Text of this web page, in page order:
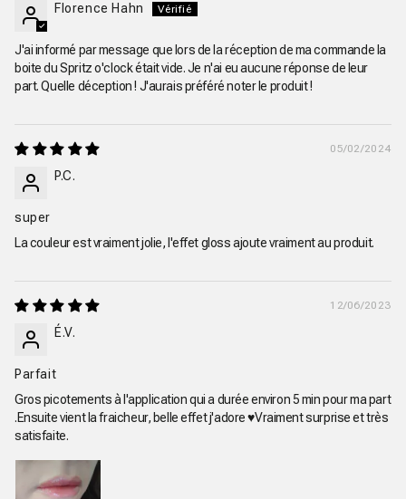
Florence Hahn
J'ai informé par message que lors de la réception de ma commande la
boite du Spritz o'clock était vide. Je n'ai eu aucune réponse de leur
part. Quelle déception ! J'aurais préféré noter le produit !
05/02/2024
P.C.
super
La couleur est vraiment jolie, l'effet gloss ajoute vraiment au produit.
12/06/2023
É.V.
Parfait
Gros picotements à l'application qui a durée environ 5 min pour ma part
.Ensuite vient la fraicheur, belle effet j'adore ♥️Vraiment surprise et très
satisfaite.